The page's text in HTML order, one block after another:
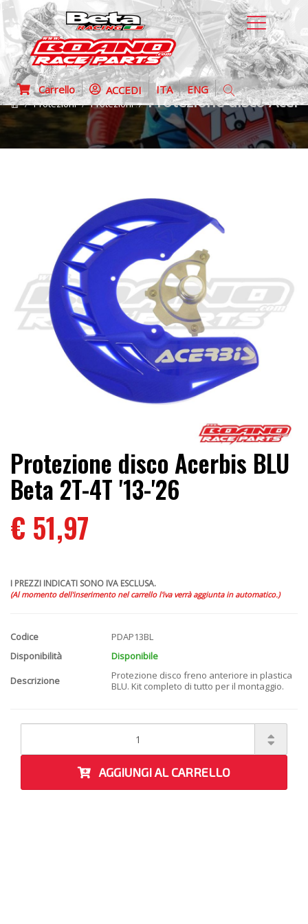
Carrello ACCEDI ITA ENG
Protezioni Protezioni Protezione disco
Protezione disco Acerbis BLU
Beta 2T-4T '13-'26
€ 51,97
I PREZZI INDICATI SONO IVA ESCLUSA.
(Al momento dell'inserimento nel carrello l'iva verrà aggiunta in automatico.)
Codice
PDAP13BL
Disponibilità
Disponibile
Descrizione
Protezione disco freno anteriore in plastica
BLU. Kit completo di tutto per il montaggio.
AGGIUNGI AL CARRELLO